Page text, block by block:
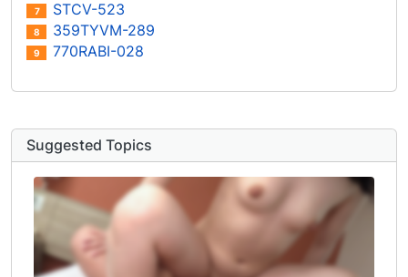
7 STCV-523
8 359TYVM-289
9 770RABI-028
Suggested Topics